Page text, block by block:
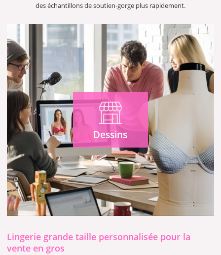
des échantillons de soutien-gorge plus rapidement.
Dessins
Lingerie grande taille personnalisée pour la
vente en gros